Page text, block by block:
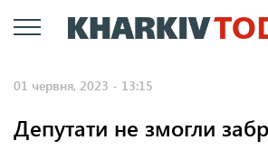
Перейти
до
01 червня, 2023 - 13:15
Депутати не змогли